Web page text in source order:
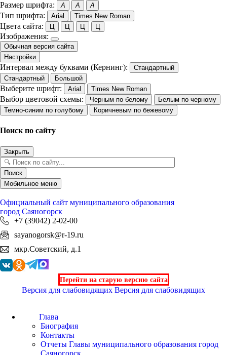
Размер шрифта: A A A
Тип шрифта: Arial Times New Roman
Цвета сайта: Ц Ц Ц Ц
Изображения:
Обычная версия сайта
Настройки
Интервал между буквами (Кернинг):
Стандартный
Стандартный
Большой
Выберите шрифт: Arial Times New Roman
Выбор цветовой схемы: Черным по белому
Белым по черному
Темно-синим по голубому
Коричневым по бежевому
Поиск по сайту
Закрыть
Поиск
Мобильное меню
Официальный сайт муниципального образования
город Саяногорск
+7 (39042) 2-02-00
sayanogorsk@r-19.ru
мкр.Советский, д.1
Перейти на старую версию сайта
Версия для слабовидящих Версия для слабовидящих
Глава
Биография
Контакты
Отчеты Главы муниципального образования город